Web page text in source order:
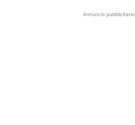
Annuncio pubblicitario